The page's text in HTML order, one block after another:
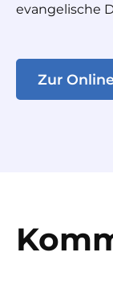
evangelische
Zur